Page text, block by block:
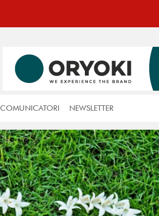
COMUNICATORI NEWSLETTER